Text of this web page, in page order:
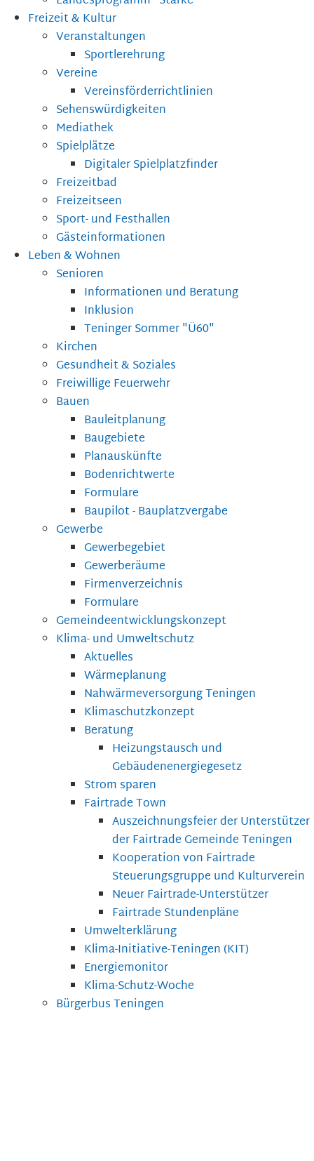
Freizeit & Kultur
Veranstaltungen
Sportlerehrung
Vereine
Vereinsförderrichtlinien
Sehenswürdigkeiten
Mediathek
Spielplätze
Digitaler Spielplatzfinder
Freizeitbad
Freizeitseen
Sport- und Festhallen
Gästeinformationen
Leben & Wohnen
Senioren
Informationen und Beratung
Inklusion
Teninger Sommer "Ü60"
Kirchen
Gesundheit & Soziales
Freiwillige Feuerwehr
Bauen
Bauleitplanung
Baugebiete
Planauskünfte
Bodenrichtwerte
Formulare
Baupilot - Bauplatzvergabe
Gewerbe
Gewerbegebiet
Gewerberäume
Firmenverzeichnis
Formulare
Gemeindeentwicklungskonzept
Klima- und Umweltschutz
Aktuelles
Wärmeplanung
Nahwärmeversorgung Teningen
Klimaschutzkonzept
Beratung
Heizungstausch und
Gebäudenenergiegesetz
Strom sparen
Fairtrade Town
Auszeichnungsfeier der Unterstützer
der Fairtrade Gemeinde Teningen
Kooperation von Fairtrade
Steuerungsgruppe und Kulturverein
Neuer Fairtrade-Unterstützer
Fairtrade Stundenpläne
Umwelterklärung
Klima-Initiative-Teningen (KIT)
Energiemonitor
Klima-Schutz-Woche
Bürgerbus Teningen